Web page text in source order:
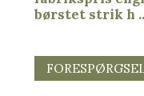
børstet strik h